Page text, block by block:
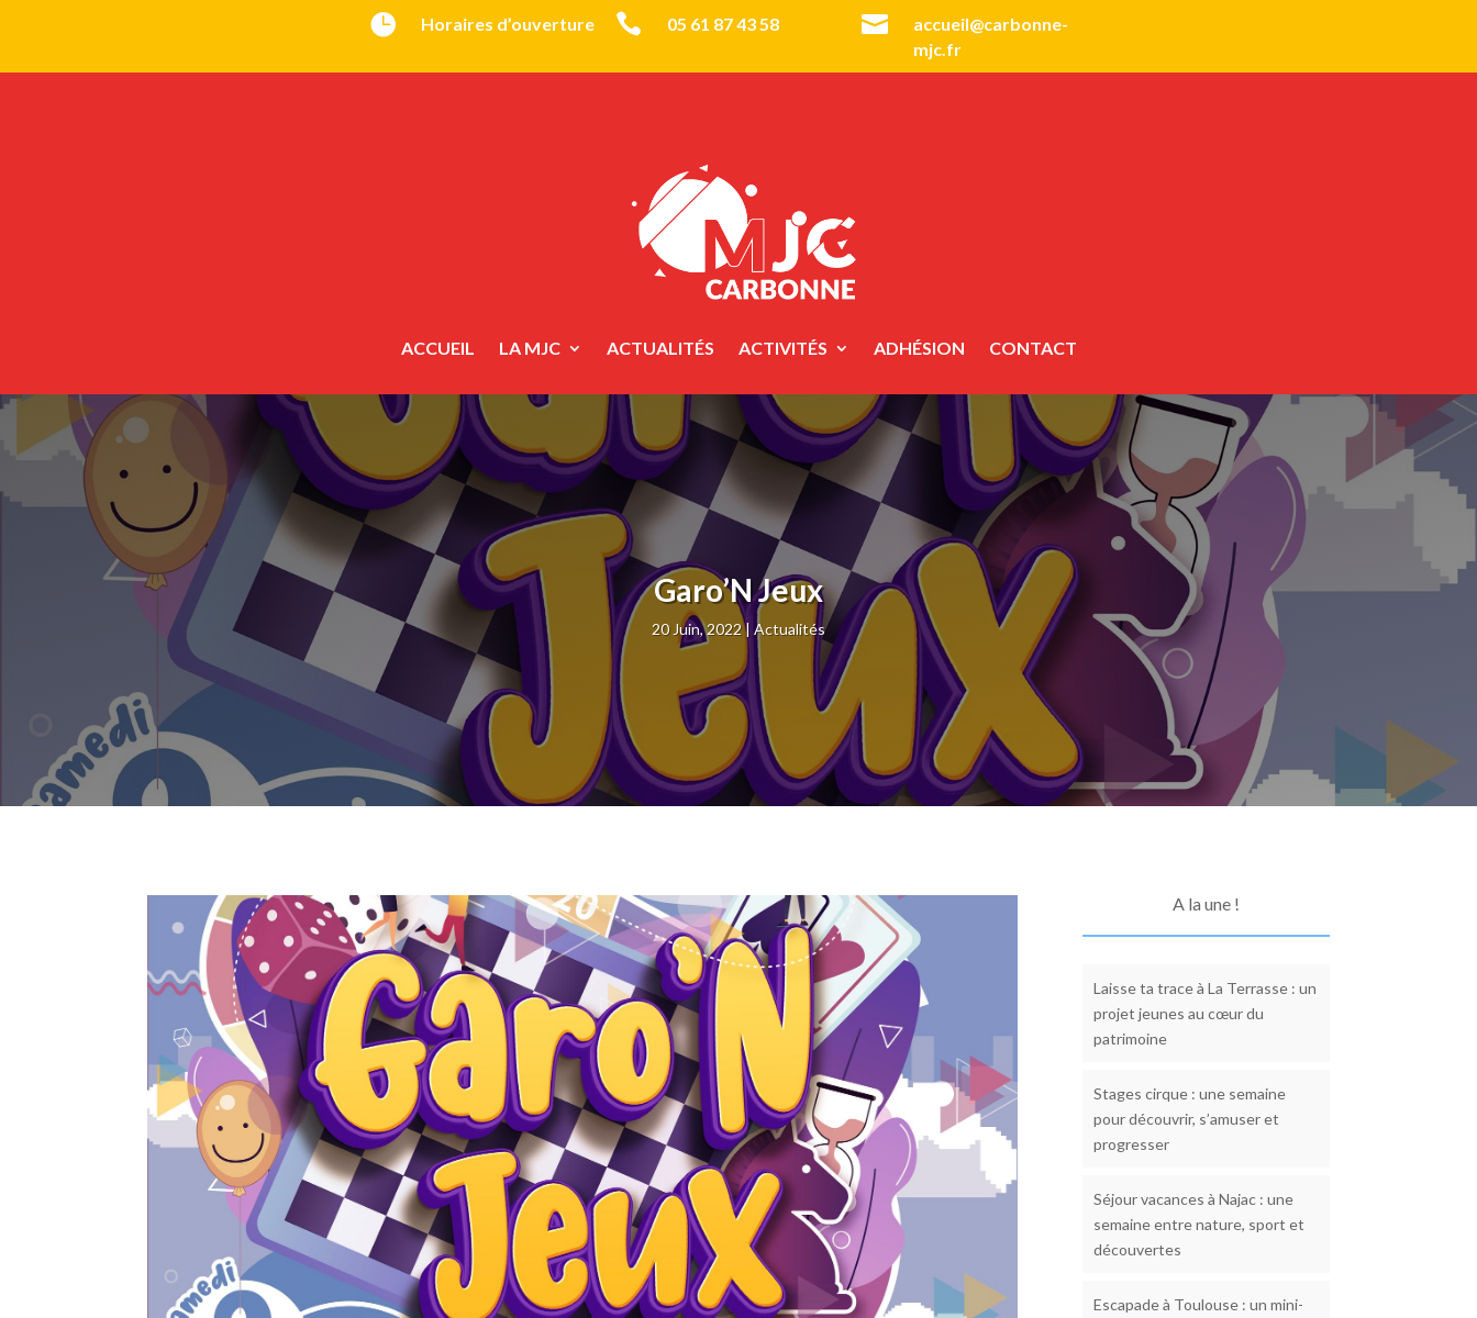
 Horaires d’ouverture  05 61 87 43 58 
accueil@carbonne-
mjc.fr
ACCUEIL LA MJC ACTUALITÉS ACTIVITÉS ADHÉSION CONTACT
Garo’N Jeux
20 Juin, 2022 Actualités
A la une !
Laisse ta trace à La Terrasse : un
projet jeunes au cœur du
patrimoine
Stages cirque : une semaine
pour découvrir, s’amuser et
progresser
Séjour vacances à Najac : une
semaine entre nature, sport et
découvertes
Escapade à Toulouse : un mini-